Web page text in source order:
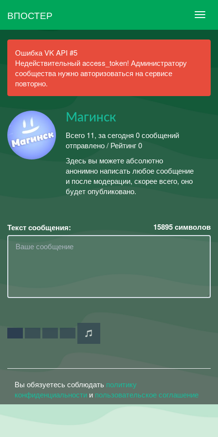
ВПОСТЕР
Ошибка VK API #5
Недействительный access_token! Администратору
сообщества нужно авторизоваться на сервисе
повторно.
Магинск
Всего 11, за сегодня 0 сообщений
отправлено / Рейтинг 0
Здесь вы можете абсолютно
анонимно написать любое сообщение
и после модерации, скорее всего, оно
будет опубликовано.
Текст сообщения: 15895символов
Вы обязуетесь соблюдать политику
конфиденциальности и пользовательское соглашение